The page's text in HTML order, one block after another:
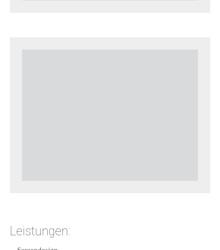
Leistungen: